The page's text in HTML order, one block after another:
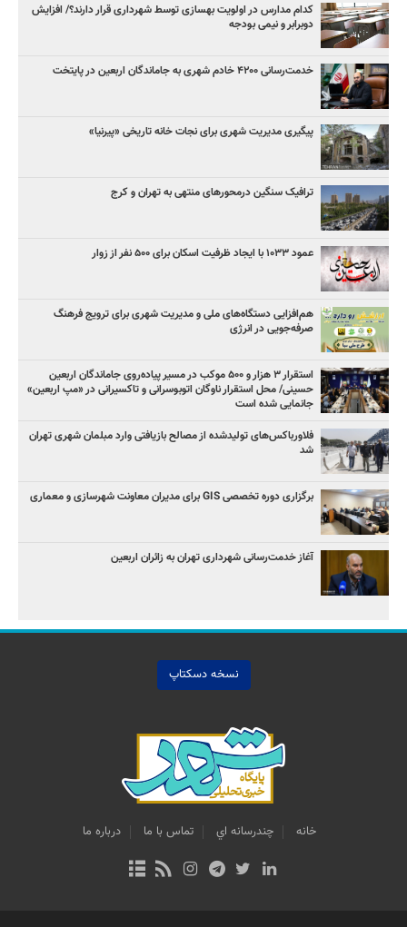
کدام مدارس در اولویت بهسازی توسط شهرداری قرار دارند؟/ افزایش
دوبرابر و نیمی بودجه
خدمت‌رسانی ۴۲۰۰ خادم شهری به جاماندگان اربعین در پایتخت
پیگیری مدیریت شهری برای نجات خانه تاریخی «پیرنیا»
ترافیک سنگین درمحورهای منتهی به تهران و کرج
عمود ۱۰۳۳ با ایجاد ظرفیت اسکان برای ۵۰۰ نفر از زوار
هم‌افزایی دستگاه‌های ملی و مدیریت شهری برای ترویج فرهنگ
صرفه‌جویی در انرژی
استقرار ۳ هزار و ۵۰۰ موکب در مسیر پیاده‌روی جاماندگان اربعین
حسینی/ محل استقرار ناوگان اتوبوسرانی و تاکسیرانی در «مپ اربعین»
جانمایی شده است
فلاورباکس‌های تولیدشده از مصالح بازیافتی وارد مبلمان شهری تهران
شد
برگزاری دوره تخصصی GIS برای مدیران معاونت شهرسازی و معماری
آغاز خدمت‌رسانی شهرداری تهران به زائران اربعین
نسخه دسکتاپ
خانه چندرسانه اي تماس با ما درباره ما